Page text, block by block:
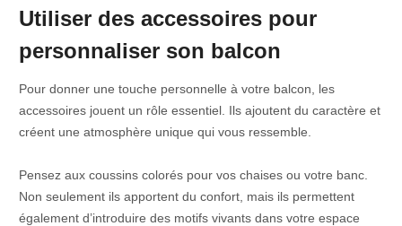
Utiliser des accessoires pour
personnaliser son balcon
Pour donner une touche personnelle à votre balcon, les
accessoires jouent un rôle essentiel. Ils ajoutent du caractère et
créent une atmosphère unique qui vous ressemble.
Pensez aux coussins colorés pour vos chaises ou votre banc.
Non seulement ils apportent du confort, mais ils permettent
également d’introduire des motifs vivants dans votre espace